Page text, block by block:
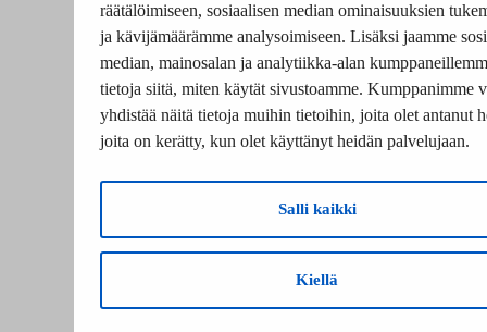
räätälöimiseen, sosiaalisen median ominaisuuksien
ja kävijämäärämme analysoimiseen. Lisäksi jaamme
median, mainosalan ja analytiikka-alan
tietoja siitä, miten käytät sivustoamme. Kumppanimme
yhdistää näitä tietoja muihin tietoihin, joita olet antanut
joita on kerätty, kun olet käyttänyt heidän palvelujaan.
Salli kaikki
Kiellä